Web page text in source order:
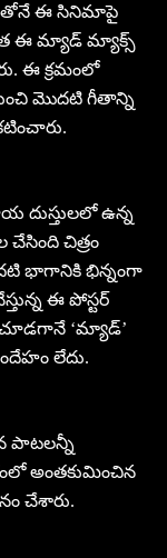
ఈ సినిమాపై
ఈ మ్యాడ్ మ్యాక్స్
ఈ క్రమంలో
మొదటి గీతాన్ని
దుస్తులలో ఉన్న
చేసింది చిత్రం
భాగానికి భిన్నంగా
ఈ పోస్టర్
చూడగానే ‘మ్యాడ్’
లేదు.
పాటలన్నీ
అంతకుమించిన
చేశారు.